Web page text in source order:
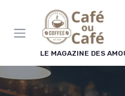
LE MAGAZINE DES
LE CLUB
Panneau de gestion des